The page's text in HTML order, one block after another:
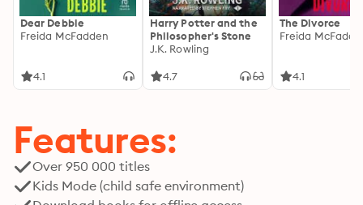
Dear Debbie
Freida McFadden
4.1
Harry Potter and the
Philosopher's Stone
J.K. Rowling
4.7
The Divorce
Freida
4.1
Features:
Over 950 000 titles
Kids Mode (child safe environment)